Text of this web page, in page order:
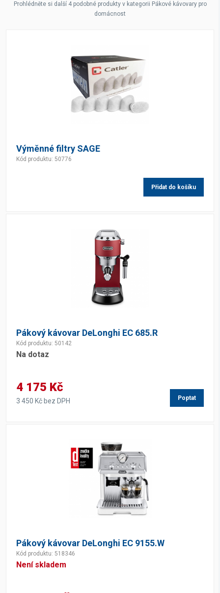
Prohlédněte si další 4 podobné produkty v kategorii Pákové kávovary pro
domácnost
Výměnné filtry SAGE
Kód produktu: 50776
Přidat do košíku
Pákový kávovar DeLonghi EC 685.R
Kód produktu: 50142
Na dotaz
4 175 Kč
3 450 Kč bez DPH Poptat
Pákový kávovar DeLonghi EC 9155.W
Kód produktu: 518346
Není skladem